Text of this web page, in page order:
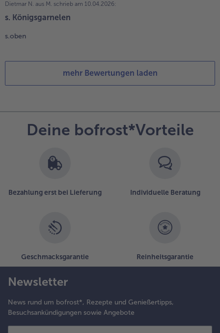
Dietmar N. aus M. schrieb am 10.04.2026:
s. Königsgarnelen
s.oben
mehr Bewertungen laden
Deine bofrost*Vorteile
Bezahlung erst bei Lieferung Individuelle Beratung
Geschmacksgarantie Reinheitsgarantie
Newsletter
News rund um bofrost*, Rezepte und Genießertipps,
Besuchsankündigungen sowie Angebote